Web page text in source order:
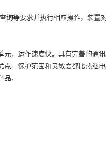
询等要求并执行相应操作，装置
，运作速度快。具有完善的通讯
。保护范围和灵敏度都比热继
。